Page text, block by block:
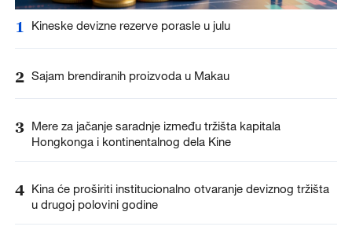
1 Kineske devizne rezerve porasle u julu
2 Sajam brendiranih proizvoda u Makau
3 Mere za jačanje saradnje između tržišta kapitala
Hongkonga i kontinentalnog dela Kine
4 Kina će proširiti institucionalno otvaranje deviznog tržišta
u drugoj polovini godine